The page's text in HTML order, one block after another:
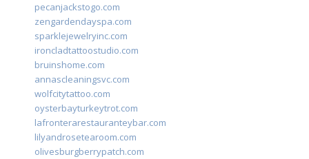
pecanjackstogo.com
zengardendayspa.com
sparklejewelryinc.com
ironcladtattoostudio.com
bruinshome.com
annascleaningsvc.com
wolfcitytattoo.com
oysterbayturkeytrot.com
lafronterarestauranteybar.com
lilyandrosetearoom.com
olivesburgberrypatch.com